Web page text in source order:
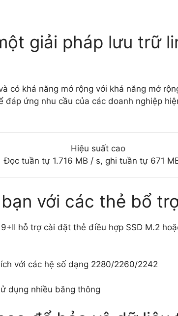
giải pháp lưu trữ
có khả năng mở rộng với khả năng mở
ứng nhu cầu của các doanh nghiệp
Hiệu suất cao
Đọc tuần tự 1.716 MB / s, ghi tuần tự 671
với các thẻ bổ
hỗ trợ cài đặt thẻ điều hợp SSD M.2
với các hệ số dạng 2280/2260/2242
dụng nhiều băng thông